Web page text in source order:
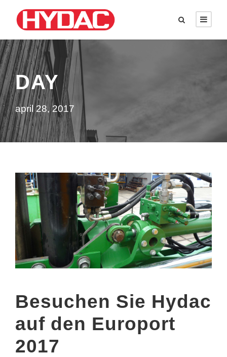
DAY
april 28, 2017
Besuchen Sie Hydac
auf den Europort
2017